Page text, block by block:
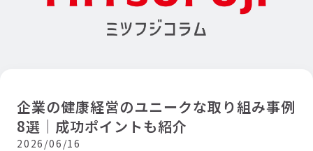
企業の健康経営のユニークな取り組み事例
8選｜成功ポイントも紹介
2026/06/16